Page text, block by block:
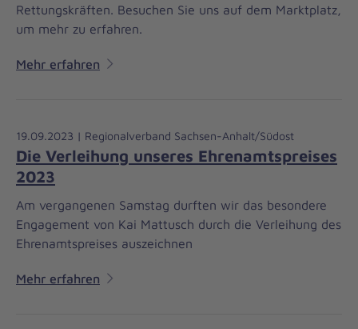
Rettungskräften. Besuchen Sie uns auf dem Marktplatz,
um mehr zu erfahren.
Mehr erfahren
19.09.2023 | Regionalverband Sachsen-Anhalt/Südost
Die Verleihung unseres Ehrenamtspreises
2023
Am vergangenen Samstag durften wir das besondere
Engagement von Kai Mattusch durch die Verleihung des
Ehrenamtspreises auszeichnen
Mehr erfahren